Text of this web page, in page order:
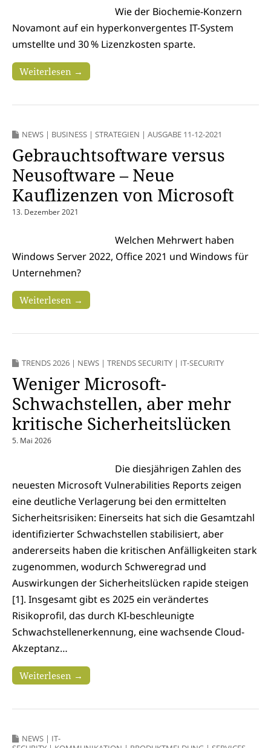
Wie der Biochemie-Konzern
Novamont auf ein hyperkonvergentes IT-System
umstellte und 30 % Lizenzkosten sparte.
Weiterlesen →
NEWS | BUSINESS | STRATEGIEN | AUSGABE 11-12-2021
Gebrauchtsoftware versus
Neusoftware – Neue
Kauflizenzen von Microsoft
13. Dezember 2021
Welchen Mehrwert haben
Windows Server 2022, Office 2021 und Windows für
Unternehmen?
Weiterlesen →
TRENDS 2026 | NEWS | TRENDS SECURITY | IT-SECURITY
Weniger Microsoft-
Schwachstellen, aber mehr
kritische Sicherheitslücken
5. Mai 2026
Die diesjährigen Zahlen des
neuesten Microsoft Vulnerabilities Reports zeigen
eine deutliche Verlagerung bei den ermittelten
Sicherheitsrisiken: Einerseits hat sich die Gesamtzahl
identifizierter Schwachstellen stabilisiert, aber
andererseits haben die kritischen Anfälligkeiten stark
zugenommen, wodurch Schweregrad und
Auswirkungen der Sicherheitslücken rapide steigen
[1]. Insgesamt gibt es 2025 ein verändertes
Risikoprofil, das durch KI-beschleunigte
Schwachstellenerkennung, eine wachsende Cloud-
Akzeptanz…
Weiterlesen →
NEWS | IT-